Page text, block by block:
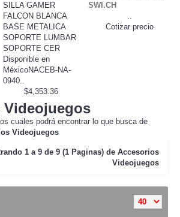
SILLA GAMER
FALCON BLANCA
BASE METALICA
SOPORTE LUMBAR
SOPORTE CER
Disponible en
MéxicoNACEB-NA-
0940..
$4,353.36
SWI.CH
..
Cotizar precio
cuales podrá encontrar lo que busca de
Videojuegos
1 a 9 de 9 (1 Paginas) de Accesorios
Videojuegos